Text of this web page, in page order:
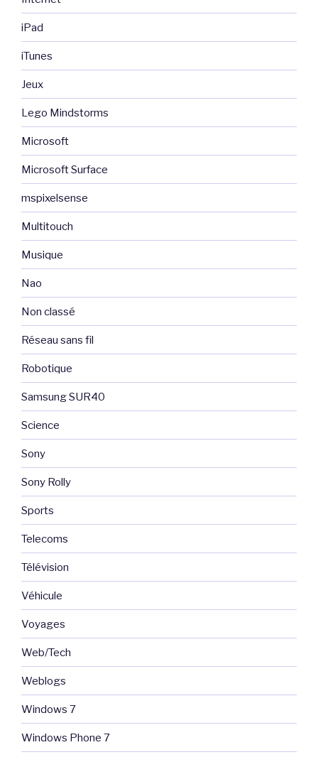
iPad
iTunes
Jeux
Lego Mindstorms
Microsoft
Microsoft Surface
mspixelsense
Multitouch
Musique
Nao
Non classé
Réseau sans fil
Robotique
Samsung SUR40
Science
Sony
Sony Rolly
Sports
Telecoms
Télévision
Véhicule
Voyages
Web/Tech
Weblogs
Windows 7
Windows Phone 7